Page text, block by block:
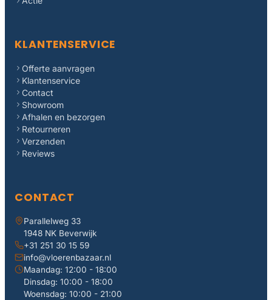
KLANTENSERVICE
Offerte aanvragen
Klantenservice
Contact
Showroom
Afhalen en bezorgen
Retourneren
Verzenden
Reviews
CONTACT
Parallelweg 33
1948 NK Beverwijk
+31 251 30 15 59
info@vloerenbazaar.nl
Maandag: 12:00 - 18:00
Dinsdag: 10:00 - 18:00
Woensdag: 10:00 - 21:00